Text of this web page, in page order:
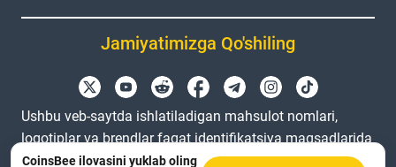
Jamiyatimizga Qo'shiling
Ushbu veb-saytda ishlatiladigan mahsulot nomlari,
logotiplar va brendlar faqat identifikatsiya maqsadlarida
keltirilgan. Barcha savdo belgilar va ro'yxatdan o'tgan
CoinsBee ilovasini yuklab oling